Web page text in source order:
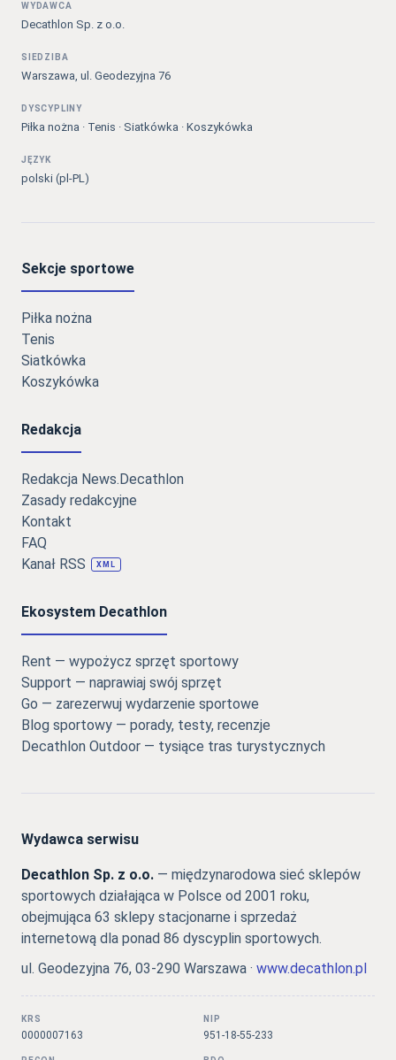
WYDAWCA
Decathlon Sp. z o.o.
SIEDZIBA
Warszawa, ul. Geodezyjna 76
DYSCYPLINY
Piłka nożna · Tenis · Siatkówka · Koszykówka
JĘZYK
polski (pl-PL)
Sekcje sportowe
Piłka nożna
Tenis
Siatkówka
Koszykówka
Redakcja
Redakcja News.Decathlon
Zasady redakcyjne
Kontakt
FAQ
Kanał RSS
XML
Ekosystem Decathlon
Rent — wypożycz sprzęt sportowy
Support — naprawiaj swój sprzęt
Go — zarezerwuj wydarzenie sportowe
Blog sportowy — porady, testy, recenzje
Decathlon Outdoor — tysiące tras turystycznych
Wydawca serwisu
Decathlon Sp. z o.o. — międzynarodowa sieć sklepów
sportowych działająca w Polsce od 2001 roku,
obejmująca 63 sklepy stacjonarne i sprzedaż
internetową dla ponad 86 dyscyplin sportowych.
ul. Geodezyjna 76, 03-290 Warszawa · www.decathlon.pl
KRS
0000007163
NIP
951-18-55-233